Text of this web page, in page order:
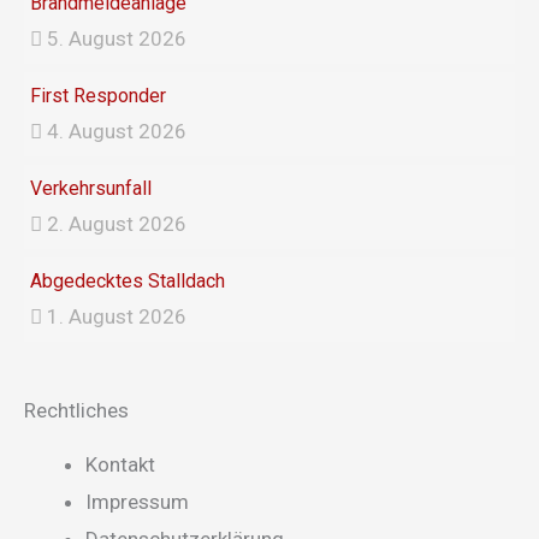
5. August 2026
First Responder
4. August 2026
Verkehrsunfall
2. August 2026
Abgedecktes Stalldach
1. August 2026
Rechtliches
Main
Menu
Kontakt
Impressum